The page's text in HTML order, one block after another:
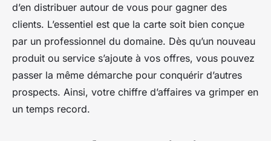
d’en distribuer autour de vous pour gagner des
clients. L’essentiel est que la carte soit bien conçue
par un professionnel du domaine. Dès qu’un nouveau
produit ou service s’ajoute à vos offres, vous pouvez
passer la même démarche pour conquérir d’autres
prospects. Ainsi, votre chiffre d’affaires va grimper en
un temps record.